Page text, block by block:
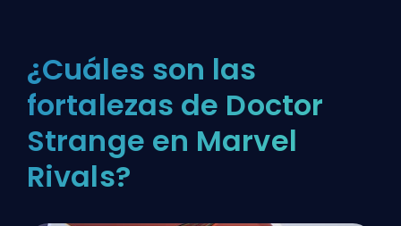
¿Cuáles son las
fortalezas de Doctor
Strange en Marvel
Rivals?